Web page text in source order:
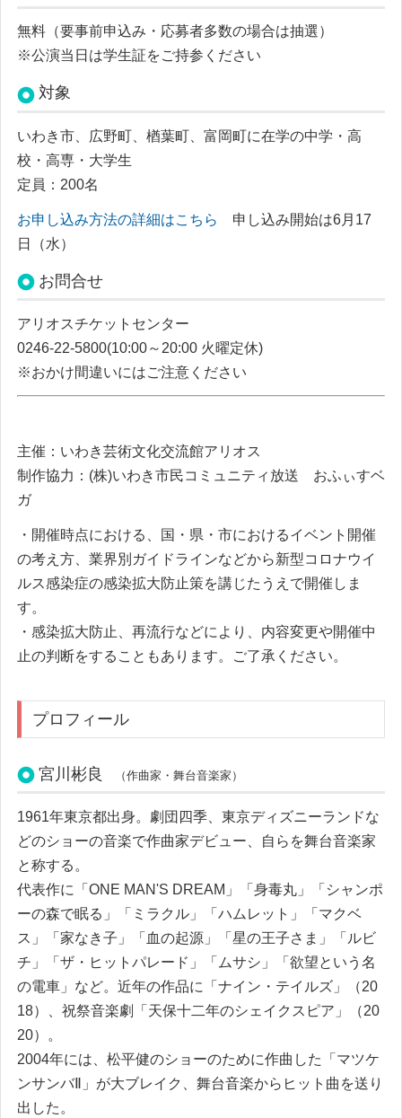
無料（要事前申込み・応募者多数の場合は抽選）
※公演当日は学生証をご持参ください
対象
いわき市、広野町、楢葉町、富岡町に在学の中学・高
校・高専・大学生
定員：200名
お申し込み方法の詳細はこちら 申し込み開始は6月17
日（水）
お問合せ
アリオスチケットセンター
0246-22-5800(10:00～20:00 火曜定休)
※おかけ間違いにはご注意ください
主催：いわき芸術文化交流館アリオス
制作協力：(株)いわき市民コミュニティ放送 おふぃすベ
ガ
・開催時点における、国・県・市におけるイベント開催
の考え方、業界別ガイドラインなどから新型コロナウイ
ルス感染症の感染拡大防止策を講じたうえで開催しま
す。
・感染拡大防止、再流行などにより、内容変更や開催中
止の判断をすることもあります。ご了承ください。
プロフィール
宮川彬良 （作曲家・舞台音楽家）
1961年東京都出身。 劇団四季、 東京ディ ズニーラン ドな
どのシ ョ ーの音楽で作曲家デビュ ー 自ら を舞台音楽家
と称する 。
代表作に 「 ONE MAN'S DREAM 」 「 身毒丸」 「 シャ ンポ
ーの森で眠る 」 「 ミラ ク ル」 「 ハムレ ッ ト 」 「 マクベ
ス 」 「 家なき子 」 「 血の起源」 「 星の王子さ ま 」 「 ルビ
チ 」 「 ザ・ ヒ ッ ト パレー ド 」 「 ムサシ 」 「 欲望と い う 名
の電車」 など。 近年の作品に 「 ナイ ン ・ テイ ルズ」 （20
18） 祝祭音楽劇 「 天保十二年のシ ェ イ ク スピア 」 （20
20）
。
2004年には 松平健のシ ョ ーのために作曲 した 「 マツケ
ンサンバⅡ
」 が大ブレイ ク 舞台音楽からヒ ッ ト 曲 を送 り
出 した 。